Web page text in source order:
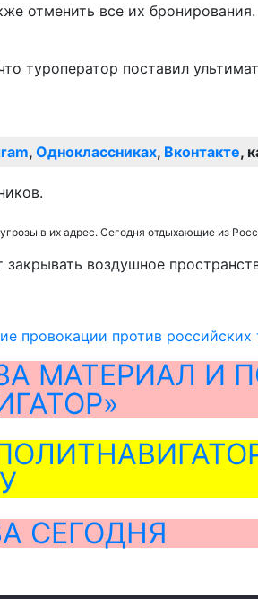
отменить все их
туроператор поставил
, Одноклассниках, Вконтакте,
в их адрес. Сегодня отдыхающие из
воздушное
провокации против российских
МАТЕРИАЛ И
СЕГОДНЯ